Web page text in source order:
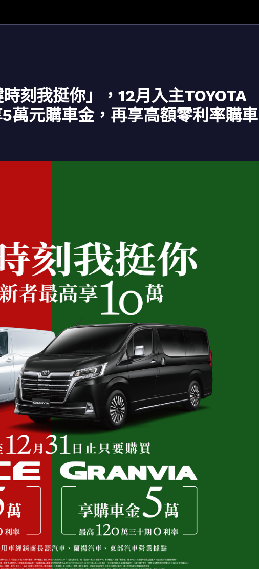
刻我挺你」，12月入主TOYOTA
萬元購車金，再享高額零利率購車